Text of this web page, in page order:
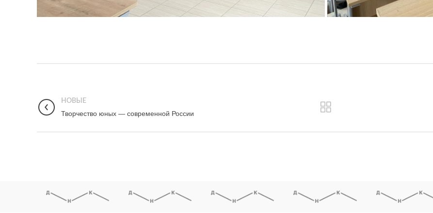
НОВЫЕ
Творчество юных — современной России